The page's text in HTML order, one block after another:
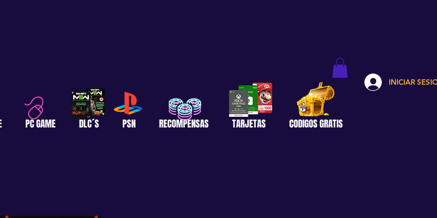
PC GAME DLC´S PSN RECOMPENSAS TARJETAS CODIGOS GRATIS
INICIAR